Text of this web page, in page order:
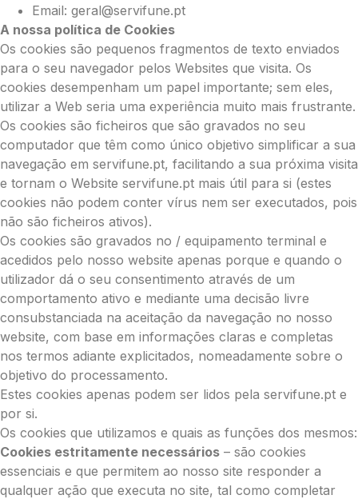
Email: geral@servifune.pt
A nossa política de Cookies
Os cookies são pequenos fragmentos de texto enviados
para o seu navegador pelos Websites que visita. Os
cookies desempenham um papel importante; sem eles,
utilizar a Web seria uma experiência muito mais frustrante.
Os cookies são ficheiros que são gravados no seu
computador que têm como único objetivo simplificar a sua
navegação em servifune.pt, facilitando a sua próxima visita
e tornam o Website servifune.pt mais útil para si (estes
cookies não podem conter vírus nem ser executados, pois
não são ficheiros ativos).
Os cookies são gravados no / equipamento terminal e
acedidos pelo nosso website apenas porque e quando o
utilizador dá o seu consentimento através de um
comportamento ativo e mediante uma decisão livre
consubstanciada na aceitação da navegação no nosso
website, com base em informações claras e completas
nos termos adiante explicitados, nomeadamente sobre o
objetivo do processamento.
Estes cookies apenas podem ser lidos pela servifune.pt e
por si.
Os cookies que utilizamos e quais as funções dos mesmos:
Cookies estritamente necessários – são cookies
essenciais e que permitem ao nosso site responder a
qualquer ação que executa no site, tal como completar